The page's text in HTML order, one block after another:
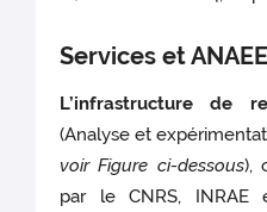
Services et
L’infrastructure de
(Analyse et
voir Figure ci-dessous),
par le CNRS, INRAE